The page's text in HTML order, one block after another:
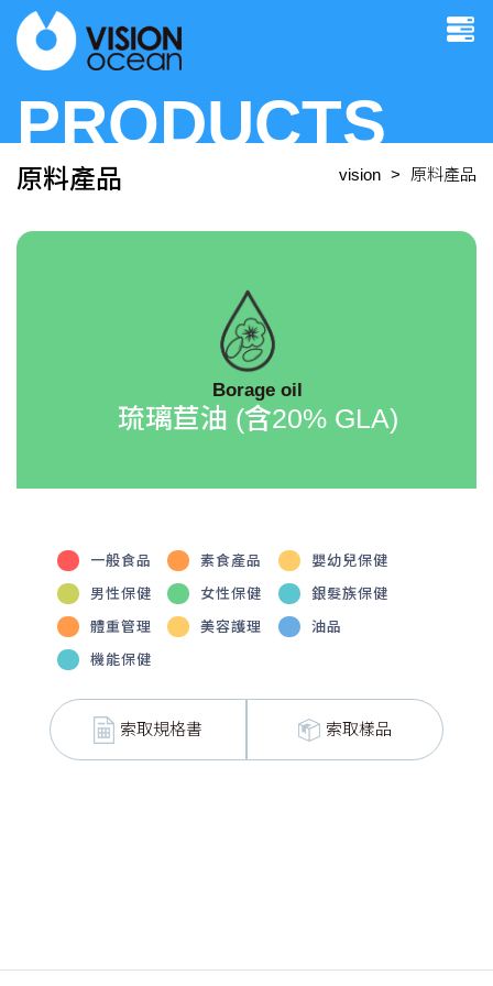
PRODUCTS
原料產品 vision 原料產品
Borage oil
琉璃苣油 (含20% GLA)
一般食品 素食產品 嬰幼兒保健
男性保健 女性保健 銀髮族保健
體重管理 美容護理 油品
機能保健
索取規格書 索取樣品